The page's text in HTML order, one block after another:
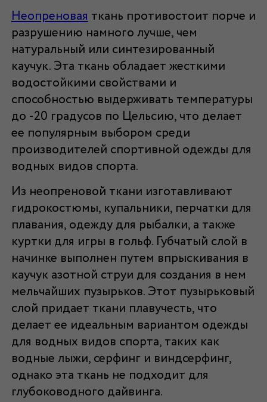
Неопреноваяткань противостоит порче и
разрушению намного лучше, чем
натуральный или синтезированный
каучук. Эта ткань обладает жесткими
водостойкими свойствами и
способностью выдерживать температуры
до -20 градусов по Цельсию, что делает
ее популярным выбором среди
производителей спортивной одежды для
водных видов спорта.
Из неопреновой ткани изготавливают
гидрокостюмы, купальники, перчатки для
плавания, одежду для рыбалки, а также
куртки для игры в гольф. Губчатый слой в
начинке выполнен путем впрыскивания в
каучук азотной струи для создания в нем
мельчайших пузырьков. Этот пузырьковый
слой придает ткани плавучесть, что
делает ее идеальным вариантом одежды
для водных видов спорта, таких как
водные лыжи, серфинг и виндсерфинг,
однако эта ткань не подходит для
глубоководного дайвинга.